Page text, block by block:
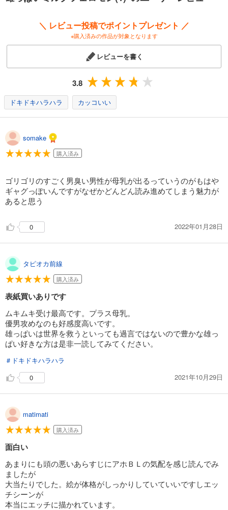
＼ レビュー投稿でポイントプレゼント ／
※購入済みの作品が対象となります
レビューを書く
3.8
ドキドキハラハラ カッコいい
somake
購入済み
ゴリゴリのすごく男臭い男性が母乳が出るっていうのがもはや
ギャグっぽいんですがなぜかどんどん読み進めてしまう魅力が
あると思う
0 2022年01月28日
タピオカ前線
購入済み
表紙買いありです
ムキムキ受け最高です。プラス母乳。
優男攻めなのも好感度高いです。
雄っぱいは世界を救うといっても過言ではないので豊かな雄っ
ぱい好きな方は是非一読してみてください。
＃ドキドキハラハラ
0
2021年10月29日
matimati
購入済み
面白い
あまりにも頭の悪いあらすじにアホＢＬの気配を感じ読んでみ
ましたが
大当たりでした。絵が体格がしっかりしていていいですしエッ
チシーンが
本当にエッチに描かれています。